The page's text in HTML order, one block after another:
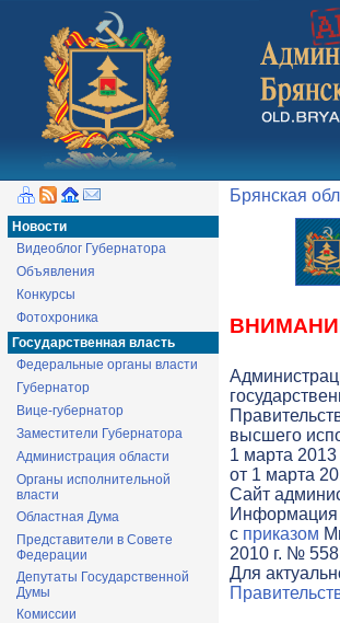
Новости
Видеоблог Губернатора
Объявления
Конкурсы
Фотохроника
Государственная власть
Федеральные органы власти
Губернатор
Вице-губернатор
Заместители Губернатора
Администрация области
Органы исполнительной
власти
Областная Дума
Представители в Совете
Федерации
Депутаты Государственной
Думы
Комиссии
Брянская
высшего
1 марта 2013
от 1 марта
Cайт
Информация
с приказом
2010 г. №
Для